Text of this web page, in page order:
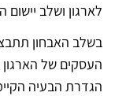
לארגון ושלב
בשלב האבחון
העסקים של
הגדרת הבעיה